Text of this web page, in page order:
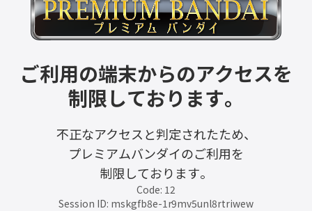
ご利用の端末からのアクセスを
制限しております。
不正なアクセスと判定されたため、
プレミアムバンダイのご利用を
制限しております。
Code: 12
Session ID: mskgfb8e-1r9mv5unl8rtriwew